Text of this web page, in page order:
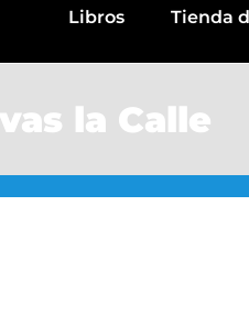
Libros Tienda
la Calle